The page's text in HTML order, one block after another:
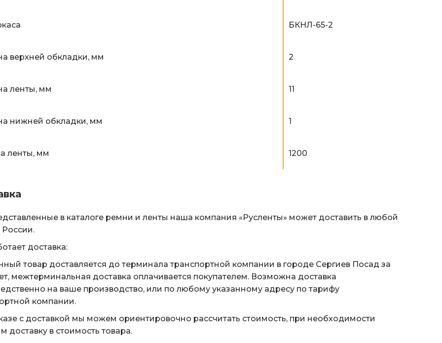
БКНЛ-65-2
верхней обкладки, мм 2
ленты, мм 11
нижней обкладки, мм 1
ленты, мм 1200
в каталоге ремни и ленты наша компания «Русленты» может доставить в любой
России.
доставка:
товар доставляется до терминала транспортной компании в городе Сергиев Посад за
межтерминальная доставка оплачивается покупателем. Возможна доставка
на ваше производство, или по любому указанному адресу по тарифу
компании.
с доставкой мы можем ориентировочно рассчитать стоимость, при необходимости
доставку в стоимость товара.